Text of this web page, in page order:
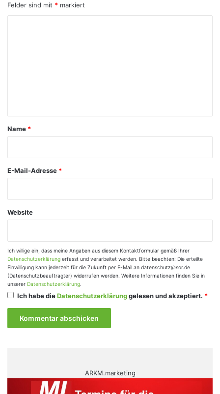
Felder sind mit * markiert
a
Name *
E-Mail-Adresse *
Website
Ich willige ein, dass meine Angaben aus diesem Kontaktformular gemäß Ihrer
Datenschutzerklärung erfasst und verarbeitet werden. Bitte beachten: Die erteilte
Einwilligung kann jederzeit für die Zukunft per E-Mail an datenschutz@sor.de
(Datenschutzbeauftragter) widerrufen werden. Weitere Informationen finden Sie in
unserer Datenschutzerklärung.
Ich habe dieDatenschutzerklärunggelesen und akzeptiert. *
ARKM.marketing